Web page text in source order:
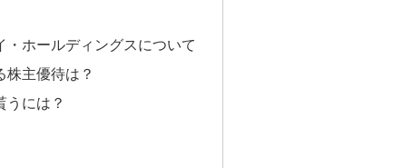
・ホールディングスについて
株主優待は？
うには？